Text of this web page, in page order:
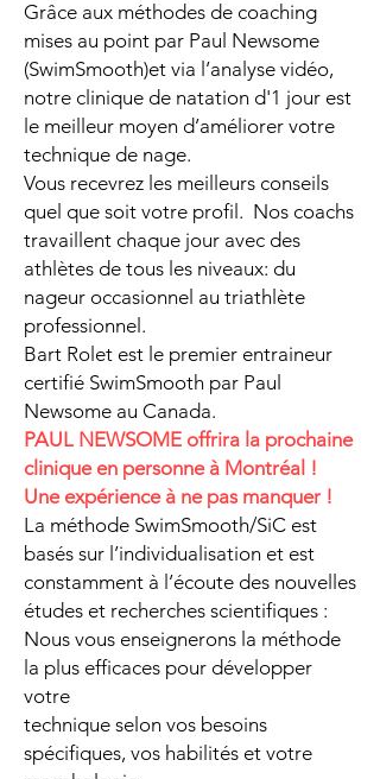
Grâce aux méthodes de coaching
mises au point par Paul Newsome
(SwimSmooth)et via l’analyse vidéo,
notre clinique de natation d'1 jour est
le meilleur moyen d’améliorer votre
technique de nage.
Vous recevrez les meilleurs conseils
quel que soit votre profil. Nos coachs
travaillent chaque jour avec des
athlètes de tous les niveaux: du
nageur occasionnel au triathlète
professionnel.
Bart Rolet est le premier entraineur
certifié SwimSmooth par Paul
Newsome au Canada.
PAUL NEWSOME offrira la prochaine
clinique en personne à Montréal !
Une expérience à ne pas manquer !
La méthode SwimSmooth/SiC est
basés sur l’individualisation et est
constamment à l’écoute des nouvelles
études et recherches scientifiques :
Nous vous enseignerons la méthode
la plus efficaces pour développer
votre
technique selon vos besoins
spécifiques, vos habilités et votre